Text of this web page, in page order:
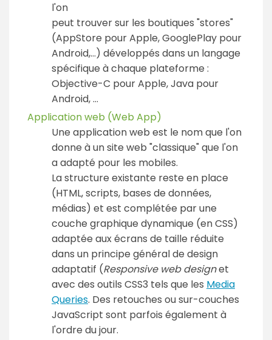
l'on
peut trouver sur les boutiques "stores"
(AppStore pour Apple, GooglePlay pour
Android,…) développés dans un langage
spécifique à chaque plateforme :
Objective-C pour Apple, Java pour
Android, …
Application web (Web App)
Une application web est le nom que l'on
donne à un site web "classique" que l'on
a adapté pour les mobiles.
La structure existante reste en place
(HTML, scripts, bases de données,
médias) et est complétée par une
couche graphique dynamique (en CSS)
adaptée aux écrans de taille réduite
dans un principe général de design
adaptatif (Responsive web designet
avec des outils CSS3 tels que les Media
Queries. Des retouches ou sur-couches
JavaScript sont parfois également à
l'ordre du jour.